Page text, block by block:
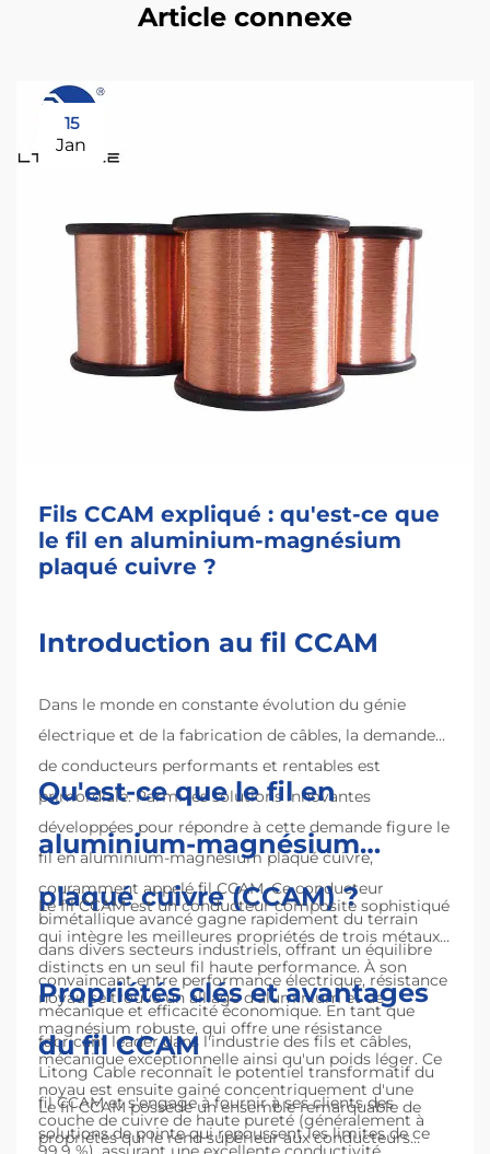
Article connexe
15
Jan
Fils CCAM expliqué : qu'est-ce que
le fil en aluminium-magnésium
plaqué cuivre ?
Introduction au fil CCAM
Dans le monde en constante évolution du génie
électrique et de la fabrication de câbles, la demande
de conducteurs performants et rentables est
primordiale. Parmi les solutions innovantes
développées pour répondre à cette demande figure le
fil en aluminium-magnésium plaqué cuivre,
couramment appelé fil CCAM. Ce conducteur
bimétallique avancé gagne rapidement du terrain
dans divers secteurs industriels, offrant un équilibre
convaincant entre performance électrique, résistance
mécanique et efficacité économique. En tant que
fabricant leader dans l'industrie des fils et câbles,
Litong Cable reconnaît le potentiel transformatif du
fil CCAM et s'engage à fournir à ses clients des
solutions de pointe qui repoussent les limites de ce
Qu'est-ce que le fil en
aluminium-magnésium
plaqué cuivre (CCAM) ?
Le fil CCAM est un conducteur composite sophistiqué
qui intègre les meilleures propriétés de trois métaux
distincts en un seul fil haute performance. À son
noyau se trouve un alliage d'aluminium et de
magnésium robuste, qui offre une résistance
mécanique exceptionnelle ainsi qu'un poids léger. Ce
noyau est ensuite gainé concentriquement d'une
couche de cuivre de haute pureté (généralement à
Propriétés clés et avantages
du fil CCAM
Le fil CCAM possède un ensemble remarquable de
propriétés qui le rend supérieur aux conducteurs